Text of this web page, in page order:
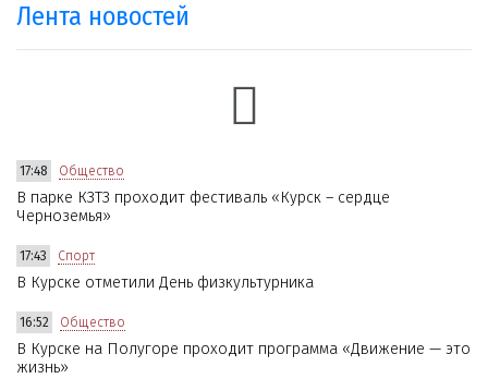
Лента новостей
17:48 Общество
В парке КЗТЗ проходит фестиваль «Курск – сердце
Черноземья»
17:43 Спорт
В Курске отметили День физкультурника
16:52 Общество
В Курске на Полугоре проходит программа «Движение — это
жизнь»